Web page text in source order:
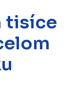
tisíce